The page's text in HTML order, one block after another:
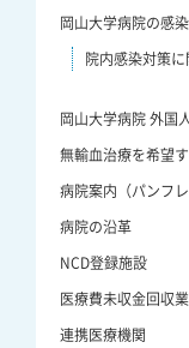
岡山大学病院の感
院内感染対策
岡山大学病院 外国
無輸血治療を希望
病院案内（パンフレ
病院の沿革
NCD登録施設
医療費未収金回収
連携医療機関